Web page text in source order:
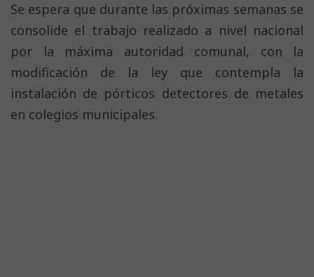
Se espera que durante las próximas semanas se
consolide el trabajo realizado a nivel nacional
por la máxima autoridad comunal, con la
modificación de la ley que contempla la
instalación de pórticos detectores de metales
en colegios municipales.